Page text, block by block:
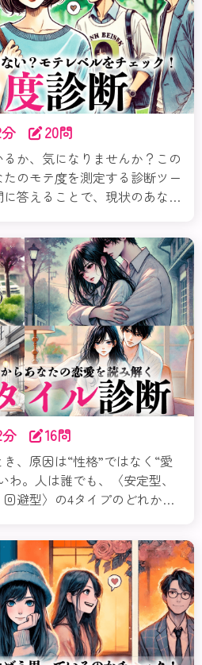
20問
か、気になりませんか？この
たのモテ度を測定する診断ツー
答えることで、現状のあなた
を多角的に分析＆アドバイス
を再発見してみましょう！
分 16問
、原因は“性格”ではなく“愛
わ。人は誰でも、〈安定型、
避型〉の4タイプのどれかの
いくわ。気づくだけで、恋は
ずは診断から始めてみてね。
スタートよ！